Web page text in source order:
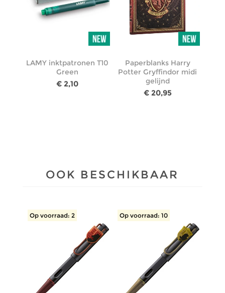
LAMY inktpatronen T10
Green
€ 2,10
Paperblanks Harry
Potter Gryffindor midi
gelijnd
€ 20,95
OOK BESCHIKBAAR
Op voorraad: 2 Op voorraad: 10